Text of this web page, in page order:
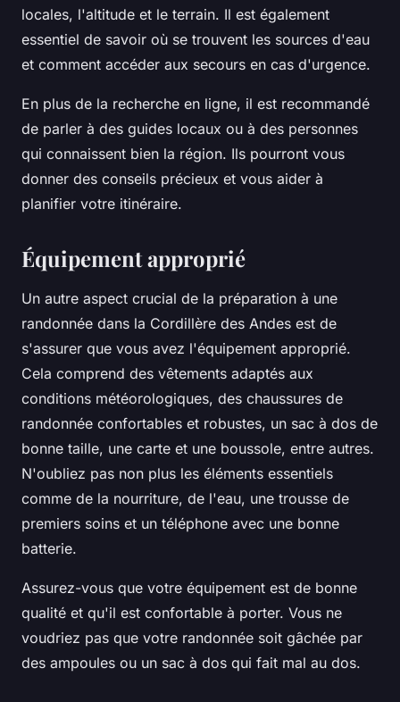
locales, l'altitude et le terrain. Il est également
essentiel de savoir où se trouvent les sources d'eau
et comment accéder aux secours en cas d'urgence.
En plus de la recherche en ligne, il est recommandé
de parler à des guides locaux ou à des personnes
qui connaissent bien la région. Ils pourront vous
donner des conseils précieux et vous aider à
planifier votre itinéraire.
Équipement approprié
Un autre aspect crucial de la préparation à une
randonnée dans la Cordillère des Andes est de
s'assurer que vous avez l'équipement approprié.
Cela comprend des vêtements adaptés aux
conditions météorologiques, des chaussures de
randonnée confortables et robustes, un sac à dos de
bonne taille, une carte et une boussole, entre autres.
N'oubliez pas non plus les éléments essentiels
comme de la nourriture, de l'eau, une trousse de
premiers soins et un téléphone avec une bonne
batterie.
Assurez-vous que votre équipement est de bonne
qualité et qu'il est confortable à porter. Vous ne
voudriez pas que votre randonnée soit gâchée par
des ampoules ou un sac à dos qui fait mal au dos.